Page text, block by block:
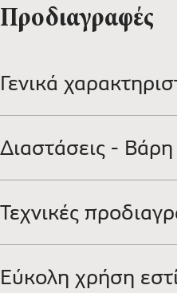
Προδιαγραφές
Γενικά
Διαστάσεις - Βάρη
Τεχνικές
Εύκολη χρήση